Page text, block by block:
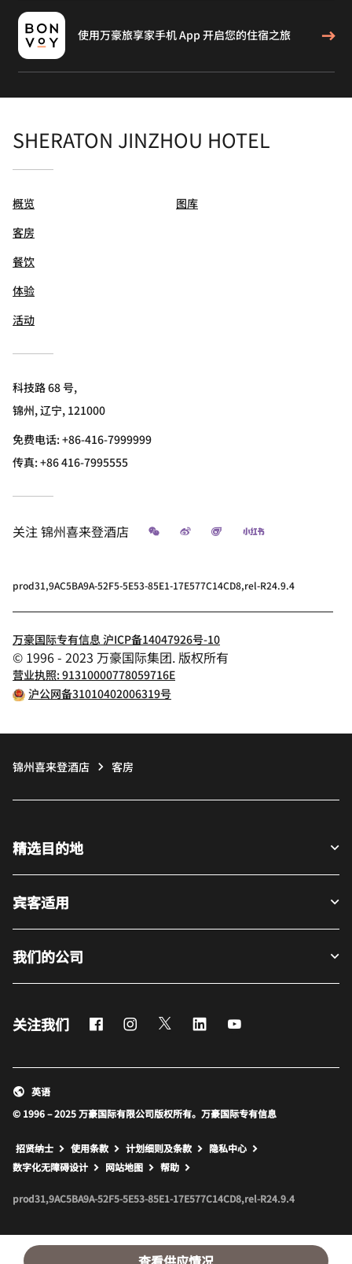
使用万豪旅享家手机 App 开启您的住宿之旅
SHERATON JINZHOU HOTEL
概览
客房
餐饮
体验
活动
图库
科技路 68 号,
锦州, 辽宁, 121000
免费电话:+86-416-7999999
传真:+86 416-7995555
关注锦州喜来登酒店 微信 微博 飞猪 小红书
prod31,9AC5BA9A-52F5-5E53-85E1-17E577C14CD8,rel-R24.9.4
万豪国际专有信息 沪ICP备14047926号-10
© 1996 - 2023 万豪国际集团. 版权所有
营业执照: 91310000778059716E
沪公网备31010402006319号
锦州喜来登酒店 客房
精选目的地
宾客适用
我们的公司
关注我们 FacebookInstagram
Twitter LinkedIn
© 1996 – 2025 万豪国际有限公司版权所有。万豪国际专有信息
英语
招贤纳士 使用条款 计划细则及条款
隐私中心
数字化无障碍设计
网站地图 打开新窗口
帮助
prod31,9AC5BA9A-52F5-5E53-85E1-17E577C14CD8,rel-R24.9.4